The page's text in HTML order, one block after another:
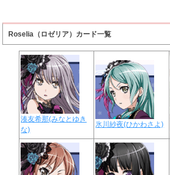
Roselia（ロゼリア）カード一覧
湊友希那(みなとゆき
な)
氷川紗夜(ひかわさよ)